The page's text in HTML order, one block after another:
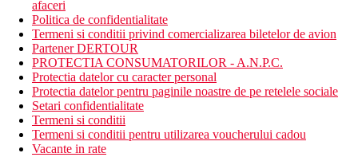
afaceri
Politica de confidentialitate
Termeni si conditii privind comercializarea biletelor de avion
Partener DERTOUR
PROTECTIA CONSUMATORILOR - A.N.P.C.
Protectia datelor cu caracter personal
Protectia datelor pentru paginile noastre de pe retelele sociale
Setari confidentialitate
Termeni si conditii
Termeni si conditii pentru utilizarea voucherului cadou
Vacante in rate